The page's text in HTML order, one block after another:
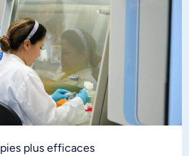
plus efficaces